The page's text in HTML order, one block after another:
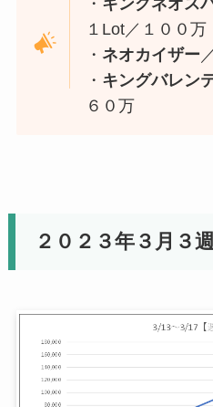
・ キングネオス
１Lot／１００万
・ ネオカイザー
・ キングバレン
６０万
２０２３年３月３